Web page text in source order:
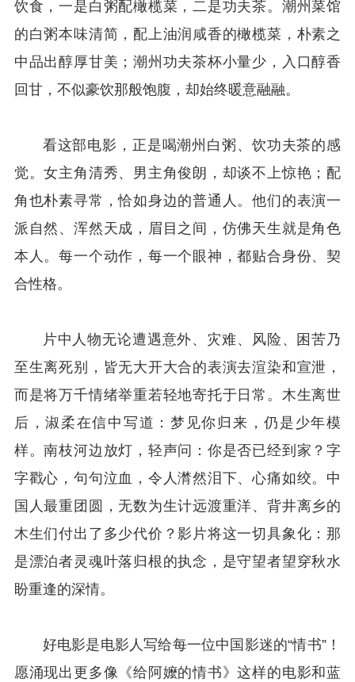
饮食，一是白粥配橄榄菜，二是功夫茶。潮州菜馆
的白粥本味清简，配上油润咸香的橄榄菜，朴素之
中品出醇厚甘美；潮州功夫茶杯小量少，入口醇香
回甘，不似豪饮那般饱腹，却始终暖意融融。
看这部电影，正是喝潮州白粥、饮功夫茶的感
觉。女主角清秀、男主角俊朗，却谈不上惊艳；配
角也朴素寻常，恰如身边的普通人。他们的表演一
派自然、浑然天成，眉目之间，仿佛天生就是角色
本人。每一个动作，每一个眼神，都贴合身份、契
合性格。
片中人物无论遭遇意外、灾难、风险、困苦乃
至生离死别，皆无大开大合的表演去渲染和宣泄，
而是将万千情绪举重若轻地寄托于日常。木生离世
后，淑柔在信中写道：梦见你归来，仍是少年模
样。南枝河边放灯，轻声问：你是否已经到家？字
字戳心，句句泣血，令人潸然泪下、心痛如绞。中
国人最重团圆，无数为生计远渡重洋、背井离乡的
木生们付出了多少代价？影片将这一切具象化：那
是漂泊者灵魂叶落归根的执念，是守望者望穿秋水
盼重逢的深情。
好电影是电影人写给每一位中国影迷的“情书”！
愿涌现出更多像《给阿嬤的情书》这样的电影和蓝